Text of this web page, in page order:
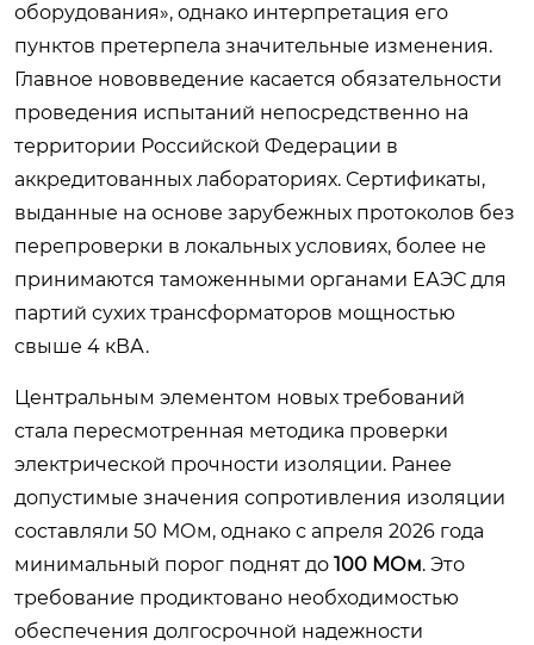
оборудования», однако интерпретация его
пунктов претерпела значительные изменения.
Главное нововведение касается обязательности
проведения испытаний непосредственно на
территории Российской Федерации в
аккредитованных лабораториях. Сертификаты,
выданные на основе зарубежных протоколов без
перепроверки в локальных условиях, более не
принимаются таможенными органами ЕАЭС для
партий сухих трансформаторов мощностью
свыше 4 кВА.
Центральным элементом новых требований
стала пересмотренная методика проверки
электрической прочности изоляции. Ранее
допустимые значения сопротивления изоляции
составляли 50 МОм, однако с апреля 2026 года
минимальный порог поднят до 100 МОм. Это
требование продиктовано необходимостью
обеспечения долгосрочной надежности